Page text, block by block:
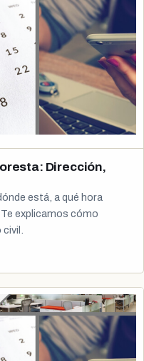
Dirección,
está, a qué hora
explicamos cómo